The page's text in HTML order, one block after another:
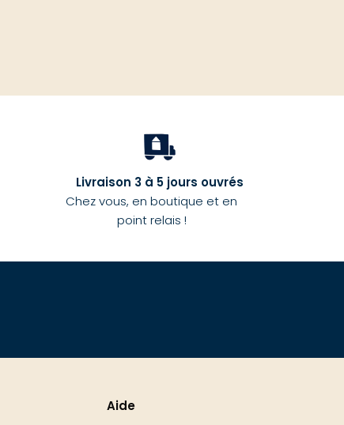
Livraison 3 à 5 jours ouvrés
Chez vous, en boutique et en
point relais !
Aide